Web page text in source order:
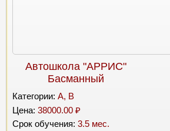
Автошкола "АРРИС"
Басманный
Категории: A, B
Цена: 38000.00 ₽
Срок обучения: 3.5 мес.